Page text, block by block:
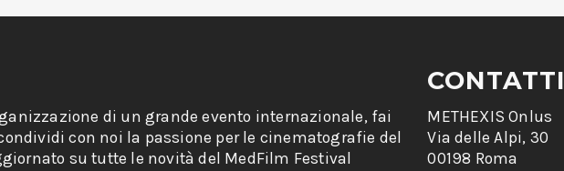
di un grande evento internazionale, fai
con noi la passione per le cinematografie del
su tutte le novità del MedFilm Festival
CONTATTI
METHEXIS Onlus
Via delle Alpi, 30
00198 Roma